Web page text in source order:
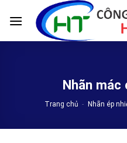
Nhãn mác
Trang chủ - Nhãn ép